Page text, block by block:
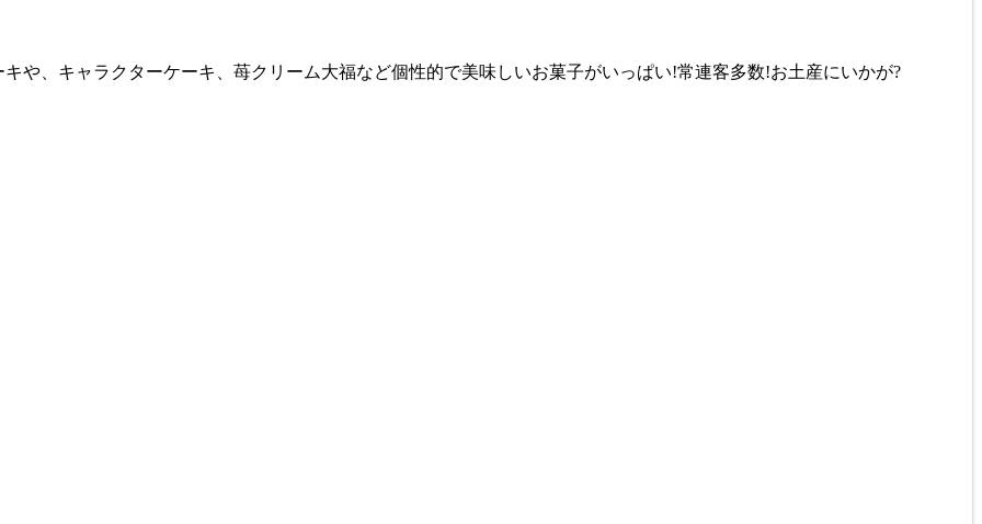
や、キャラクターケーキ、苺クリーム大福など個性的で美味しいお菓子がいっぱい!常連客多数!お土産にいかが?